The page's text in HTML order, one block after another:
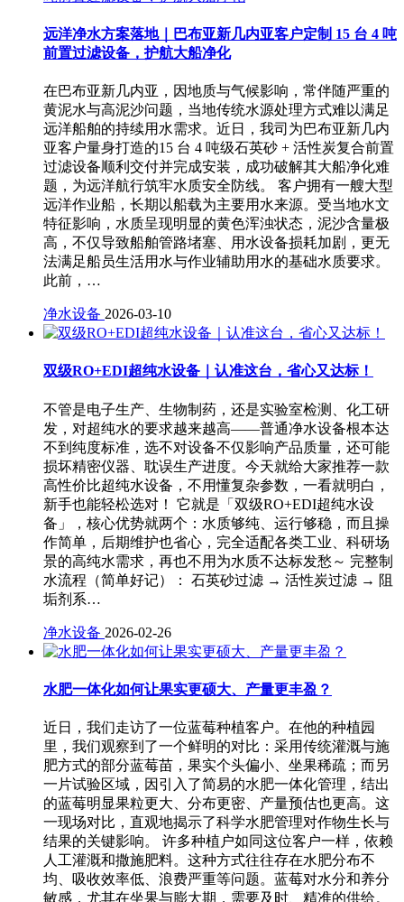
远洋净水方案落地｜巴布亚新几内亚客户定制 15 台 4 吨
前置过滤设备，护航大船净化
在巴布亚新几内亚，因地质与气候影响，常伴随严重的
黄泥水与高泥沙问题，当地传统水源处理方式难以满足
远洋船舶的持续用水需求。近日，我司为巴布亚新几内
亚客户量身打造的15 台 4 吨级石英砂 + 活性炭复合前置
过滤设备顺利交付并完成安装，成功破解其大船净化难
题，为远洋航行筑牢水质安全防线。 客户拥有一艘大型
远洋作业船，长期以船载为主要用水来源。受当地水文
特征影响，水质呈现明显的黄色浑浊状态，泥沙含量极
高，不仅导致船舶管路堵塞、用水设备损耗加剧，更无
法满足船员生活用水与作业辅助用水的基础水质要求。
此前，…
净水设备 2026-03-10
双级RO+EDI超纯水设备｜认准这台，省心又达标！
不管是电子生产、生物制药，还是实验室检测、化工研
发，对超纯水的要求越来越高——普通净水设备根本达
不到纯度标准，选不对设备不仅影响产品质量，还可能
损坏精密仪器、耽误生产进度。今天就给大家推荐一款
高性价比超纯水设备，不用懂复杂参数，一看就明白，
新手也能轻松选对！ 它就是「双级RO+EDI超纯水设
备」，核心优势就两个：水质够纯、运行够稳，而且操
作简单，后期维护也省心，完全适配各类工业、科研场
景的高纯水需求，再也不用为水质不达标发愁～ 完整制
水流程（简单好记）： 石英砂过滤 → 活性炭过滤 → 阻
垢剂系…
净水设备 2026-02-26
水肥一体化如何让果实更硕大、产量更丰盈？
近日，我们走访了一位蓝莓种植客户。在他的种植园
里，我们观察到了一个鲜明的对比：采用传统灌溉与施
肥方式的部分蓝莓苗，果实个头偏小、坐果稀疏；而另
一片试验区域，因引入了简易的水肥一体化管理，结出
的蓝莓明显果粒更大、分布更密、产量预估也更高。这
一现场对比，直观地揭示了科学水肥管理对作物生长与
结果的关键影响。 许多种植户如同这位客户一样，依赖
人工灌溉和撒施肥料。这种方式往往存在水肥分布不
均、吸收效率低、浪费严重等问题。蓝莓对水分和养分
敏感，尤其在坐果与膨大期，需要及时、精准的供给。